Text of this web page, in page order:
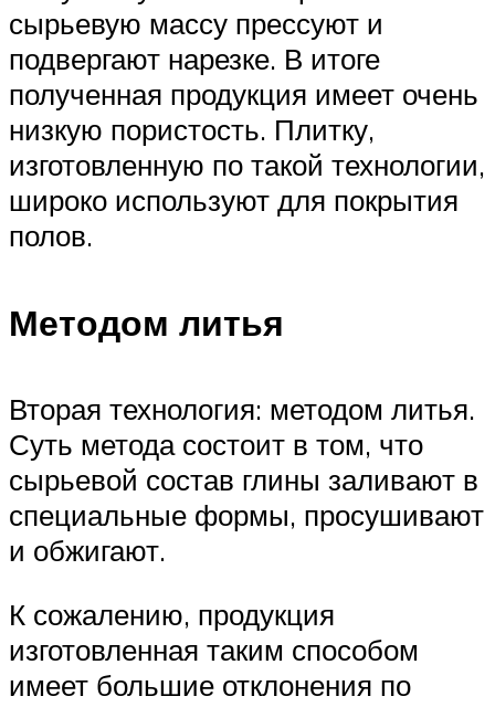
сырьевую массу прессуют и
подвергают нарезке. В итоге
полученная продукция имеет очень
низкую пористость. Плитку,
изготовленную по такой технологии,
широко используют для покрытия
полов.
Методом литья
Вторая технология: методом литья.
Суть метода состоит в том, что
сырьевой состав глины заливают в
специальные формы, просушивают
и обжигают.
К сожалению, продукция
изготовленная таким способом
имеет большие отклонения по